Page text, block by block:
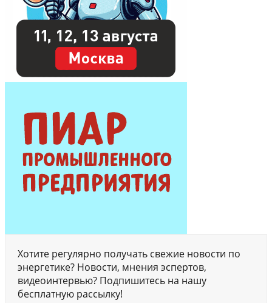
Хотите регулярно получать свежие новости по
энергетике? Новости, мнения эспертов,
видеоинтервью? Подпишитесь на нашу
бесплатную рассылку!